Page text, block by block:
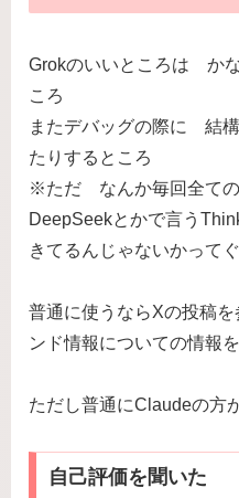
Grokのいいところは か
ころ
またデバッグの際に 結
たりするところ
※ただ なんか毎回全て
DeepSeekとかで言う
きてるんじゃないかってぐ
普通に使うならXの投稿
ンド情報についての情報
ただし普通にClaudeの方
自己評価を聞いた